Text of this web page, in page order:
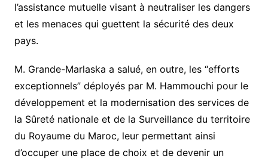
l’assistance mutuelle visant à neutraliser les dangers
et les menaces qui guettent la sécurité des deux
pays.
M. Grande-Marlaska a salué, en outre, les “efforts
exceptionnels” déployés par M. Hammouchi pour le
développement et la modernisation des services de
la Sûreté nationale et de la Surveillance du territoire
du Royaume du Maroc, leur permettant ainsi
d’occuper une place de choix et de devenir un